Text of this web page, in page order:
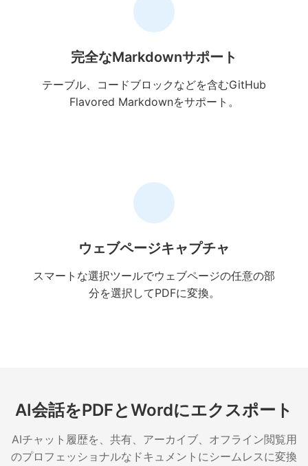
完全なMarkdownサポート
テーブル、コードブロックなどを含むGitHub
Flavored Markdownをサポート。
ウェブページキャプチャ
スマートな選択ツールでウェブページの任意の部
分を選択してPDFに変換。
AI会話をPDFとWordにエクスポート
AIチャット履歴を、共有、アーカイブ、オフライン閲覧用
のプロフェッショナルなドキュメントにシームレスに変換